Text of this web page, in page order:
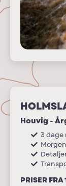
Houvig -
3
PRISER FRA